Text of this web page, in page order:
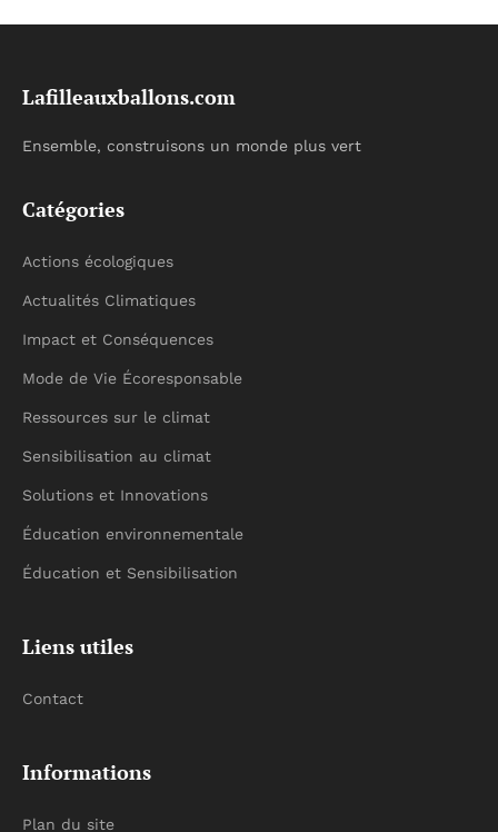
Lafilleauxballons.com
Ensemble, construisons un monde plus vert
Catégories
Actions écologiques
Actualités Climatiques
Impact et Conséquences
Mode de Vie Écoresponsable
Ressources sur le climat
Sensibilisation au climat
Solutions et Innovations
Éducation environnementale
Éducation et Sensibilisation
Liens utiles
Contact
Informations
Plan du site